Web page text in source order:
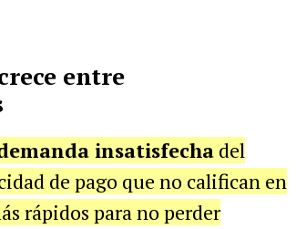
entre
insatisfechadel
de pago que no califican en
rápidos para no perder